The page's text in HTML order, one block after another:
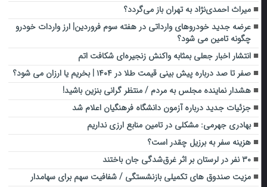
میراث احمدی‌نژاد به تهران باز می‌گردد؟
عرضه جدید خودروهای وارداتی در هفته سوم فروردین| ارز واردات خودرو
چگونه تامین می شود؟
انتشار اخبار جعلی بمثابه واکنش زنجیره‌ای شکافت اتم
صفر تا صد درباره پیش بینی قیمت طلا در ۱۴۰۴ | بخریم یا ارزان می شود؟
هشدار نماینده مجلس به مردم / منتظر گرانی بنزین باشید!
جزئیات جدید درباره آزمون دانشگاه فرهنگیان اعلام شد
بهادری جهرمی: مشکلی در تامین منابع ارزی نداریم
هزینه سفر به برزیل چقدر است؟
۳۰ نفر در لرستان بر اثر غرق‌شدگی جان باختند
مزیت صندوق های تکمیلی بازنشستگی / شفافیت سهم برای سهامدار